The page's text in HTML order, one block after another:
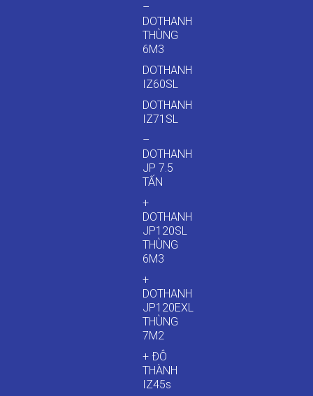
–
DOTHANH
THÙNG
6M3
DOTHANH
IZ60SL
DOTHANH
IZ71SL
–
DOTHANH
JP 7.5
TẤN
+
DOTHANH
JP120SL
THÙNG
6M3
+
DOTHANH
JP120EXL
THÙNG
7M2
+ ĐÔ
THÀNH
IZ45s